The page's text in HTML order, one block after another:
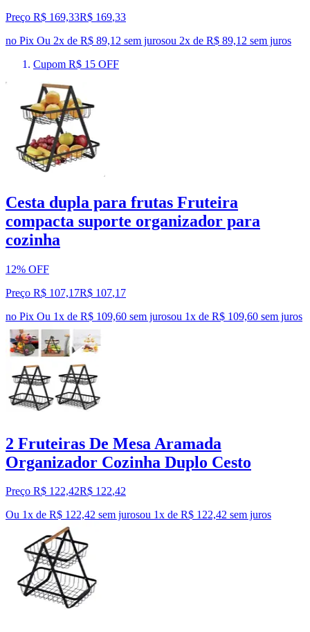
Preço R$ 169,33R$ 169,33
no Pix Ou 2x de R$ 89,12 sem jurosou 2x de R$ 89,12 sem juros
Cupom R$ 15 OFF
Cesta dupla para frutas Fruteira
compacta suporte organizador para
cozinha
12% OFF
Preço R$ 107,17R$ 107,17
no Pix Ou 1x de R$ 109,60 sem jurosou 1x de R$ 109,60 sem juros
2 Fruteiras De Mesa Aramada
Organizador Cozinha Duplo Cesto
Preço R$ 122,42R$ 122,42
Ou 1x de R$ 122,42 sem jurosou 1x de R$ 122,42 sem juros